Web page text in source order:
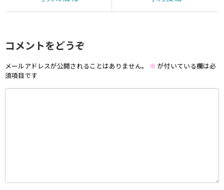
コメントをどうぞ
メールアドレスが公開されることはありません。 ※ が付いている欄は必
須項目です